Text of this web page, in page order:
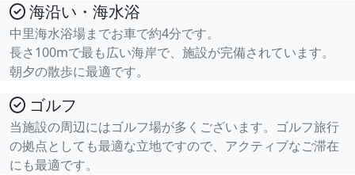
海沿い・海水浴
中里海水浴場までお車で約4分です。
長さ100mで最も広い海岸で、施設が完備されています。
朝夕の散歩に最適です。
ゴルフ
当施設の周辺にはゴルフ場が多くございます。ゴルフ旅行
の拠点としても最適な立地ですので、アクティブなご滞在
にも最適です。